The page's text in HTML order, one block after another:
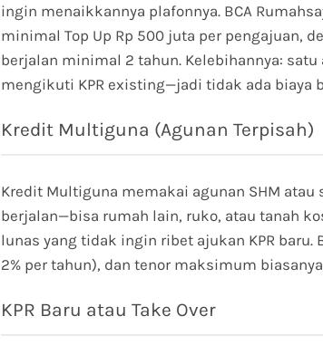
ingin menaikkannya plafonnya. BCA
minimal Top Up Rp 500 juta per pengajuan,
berjalan minimal 2 tahun. Kelebihannya:
mengikuti KPR existing—jadi tidak ada biaya
Kredit Multiguna (Agunan Terpisah)
Kredit Multiguna memakai agunan SHM
berjalan—bisa rumah lain, ruko, atau tanah
lunas yang tidak ingin ribet ajukan KPR baru.
2% per tahun), dan tenor maksimum
KPR Baru atau Take Over